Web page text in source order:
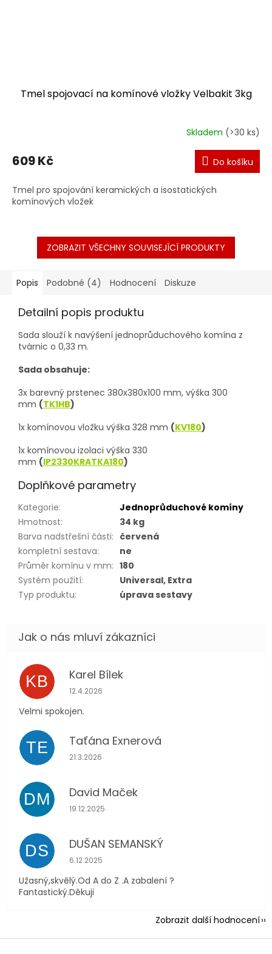
Tmel spojovací na komínové vložky Velbakit 3kg
Skladem (>30 ks)
609 Kč Do košíku
Tmel pro spojování keramických a isostatických
komínových vložek
ZOBRAZIT VŠECHNY SOUVISEJÍCÍ PRODUKTY
Popis Podobné (4) Hodnocení Diskuze
Detailní popis produktu
Sada slouží k navýšení jednoprůduchového komína z
tvárnic o 0,33 m.
Sada obsahuje:
3x barevný prstenec 380x380x100 mm, výška 300
mm (TK1HB)
1x komínovou vložku výška 328 mm (KV180)
1x komínovou izolaci výška 330
mm (IP2330KRATKA180)
Doplňkové parametry
Kategorie:
Jednoprůduchové komíny
Hmotnost:
34 kg
Barva nadstřešní části: červená
kompletní sestava:
ne
Průměr komínu v mm: 180
Systém použití:
Universal, Extra
Typ produktu: úprava sestavy
KB Karel Bílek
Hodnocení obchodu je 5 z 5 hvězdiček.
12.4.2026
Velmi spokojen.
TE Taťána Exnerová
Hodnocení obchodu je 5 z 5 hvězdiček.
21.3.2026
DM David Maček
Hodnocení obchodu je 5 z 5 hvězdiček.
19.12.2025
DS DUŠAN SEMANSKÝ
Hodnocení obchodu je 5 z 5 hvězdiček.
6.12.2025
Užasný,skvělý.Od A do Z .A zabalení ?
Fantastický.Děkuji
Zobrazit další hodnocení
Z